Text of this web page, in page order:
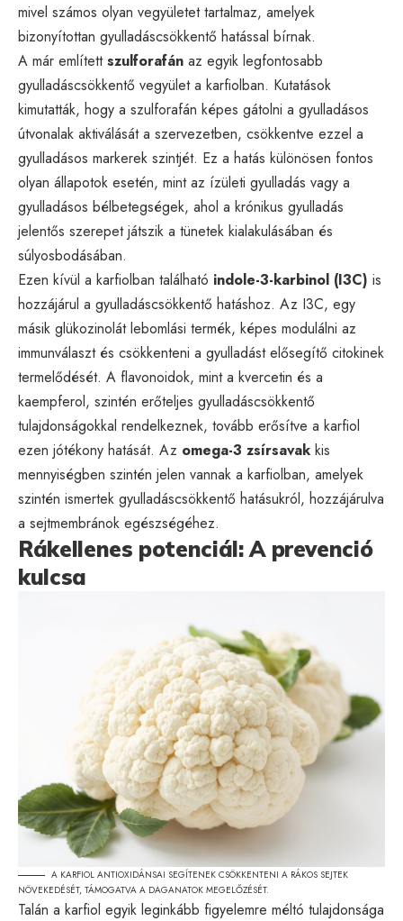
mivel számos olyan vegyületet tartalmaz, amelyek
bizonyítottan gyulladáscsökkentő hatással bírnak.
A már említettszulforafán az egyik legfontosabb
gyulladáscsökkentő vegyület a karfiolban. Kutatások
kimutatták, hogy a szulforafán képes gátolni a gyulladásos
útvonalak aktiválását a szervezetben, csökkentve ezzel a
gyulladásos markerek szintjét. Ez a hatás különösen fontos
olyan állapotok esetén, mint az ízületi gyulladás vagy a
gyulladásos bélbetegségek, ahol a krónikus gyulladás
jelentős szerepet játszik a tünetek kialakulásában és
súlyosbodásában.
Ezen kívül a karfiolban található indole-3-karbinol (I3C) is
hozzájárul a gyulladáscsökkentő hatáshoz. Az I3C, egy
másik glükozinolát lebomlási termék, képes modulálni az
immunválaszt és csökkenteni a gyulladást elősegítő citokinek
termelődését. A flavonoidok, mint a kvercetin és a
kaempferol, szintén erőteljes gyulladáscsökkentő
tulajdonságokkal rendelkeznek, tovább erősítve a karfiol
ezen jótékony hatását. Az omega-3 zsírsavak kis
mennyiségben szintén jelen vannak a karfiolban, amelyek
szintén ismertek gyulladáscsökkentő hatásukról, hozzájárulva
a sejtmembránok egészségéhez.
Rákellenes potenciál: A prevenció
kulcsa
A KARFIOL ANTIOXIDÁNSAI SEGÍTENEK CSÖKKENTENI A RÁKOS SEJTEK
NÖVEKEDÉSÉT, TÁMOGATVA A DAGANATOK MEGELŐZÉSÉT.
Talán a karfiol egyik leginkább figyelemre méltó tulajdonsága